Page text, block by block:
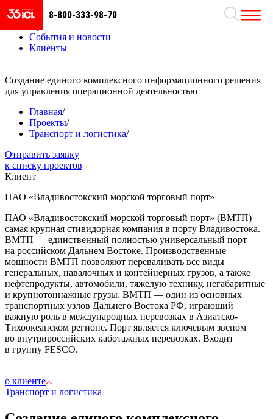
Направления
События и новости
Клиенты
8-800-333-98-70
Создание единого комплексного информационного решения
для управления операционной деятельностью
Главная/
Проекты/
Транспорт и логистика/
Отправить заявку
к списку проектов
Клиент
ПАО «Владивостокский морской торговый порт»
ПАО «Владивостокский морской торговый порт» (ВМТП) —
самая крупная стивидорная компания в порту Владивостока.
ВМТП — единственный полностью универсальный порт
на российском Дальнем Востоке. Производственные
мощности ВМТП позволяют переваливать все виды
генеральных, навалочных и контейнерных грузов, а также
нефтепродукты, автомобили, тяжелую технику, негабаритные
и крупнотоннажные грузы. ВМТП — один из основных
транспортных узлов Дальнего Востока РФ, играющий
важную роль в международных перевозках в Азиатско-
Тихоокеанском регионе. Порт является ключевым звеном
во внутрироссийских каботажных перевозках. Входит
в группу FESCO.
о клиенте
Транспорт и логистика